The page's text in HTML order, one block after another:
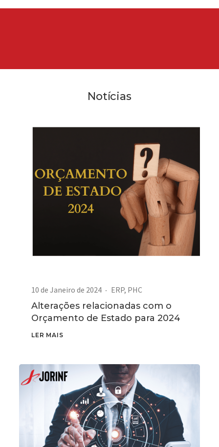
Notícias
10 de Janeiro de 2024 ERP, PHC
Alterações relacionadas com o
Orçamento de Estado para 2024
LER MAIS